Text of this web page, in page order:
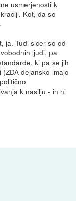
usmerjenosti k
Kot, da so
ja. Tudi sicer so od
ljudi, pa
ki pa se jih
dejansko imajo
k nasilju - in ni